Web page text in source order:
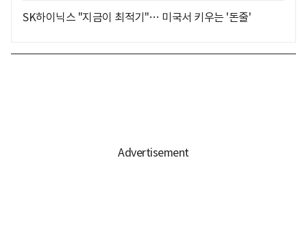
SK하이닉스 "지금이 최적기"… 미국서 키우는 '돈줄'